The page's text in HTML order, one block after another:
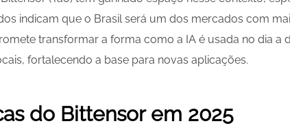
indicam que o Brasil será um dos mercados com
transformar a forma como a IA é usada no dia a
fortalecendo a base para novas aplicações.
do Bittensor em 2025